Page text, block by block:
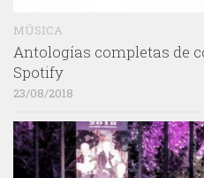
MÚSICA
Antologías completas de
Spotify
23/08/2018